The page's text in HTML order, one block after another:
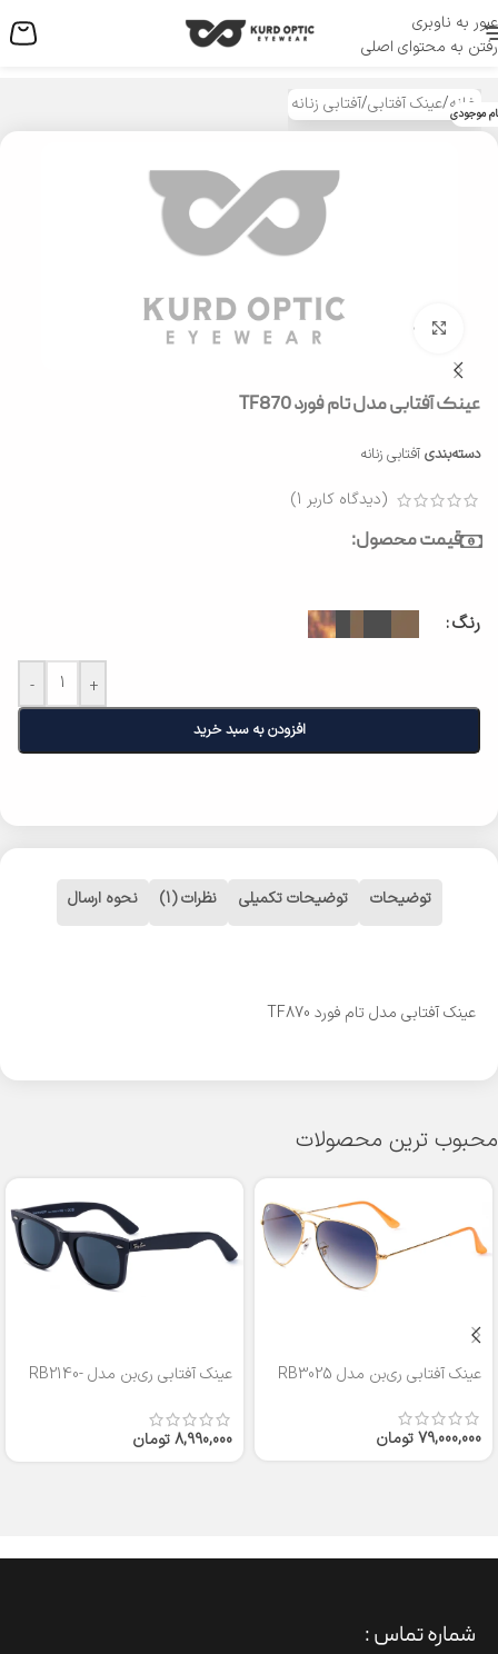
عبور به ناوبری
رفتن به محتوای اصلی
منو
خانه/عینک آفتابی/آفتابی زنانه موجودی
بزرگنمایی تصویر
عینک آفتابی مدل تام فورد TF870
دسته‌بندی آفتابی زنانه
(دیدگاه کاربر 1
)
قیمت محصول:
رنگ
- +
افزودن به سبد خرید
توضیحات توضیحات تکمیلی نظرات (1) نحوه ارسال
عینک آفتابی مدل تام فورد TF870
محبوب ترین محصولات
عینک آفتابی ری‌بن مدل RB3025
79,000,000تومان
عینک آفتابی ری‌بن مدل RB2140-
8,990,000تومان
شماره تماس :